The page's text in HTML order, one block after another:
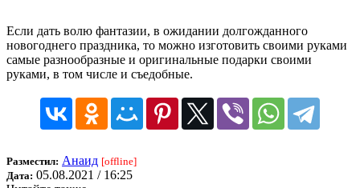
Если дать волю фантазии, в ожидании долгожданного
новогоднего праздника, то можно изготовить своими руками
самые разнообразные и оригинальные подарки своими
руками, в том числе и съедобные.
Разместил: Анаид [offline]
Дата: 05.08.2021 / 16:25